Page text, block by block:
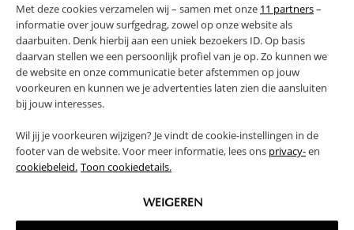
Met deze cookies verzamelen wij – samen met onze 11 partners–
informatie over jouw surfgedrag, zowel op onze website als
daarbuiten. Denk hierbij aan een uniek bezoekers ID. Op basis
daarvan stellen we een persoonlijk profiel van je op. Zo kunnen we
de website en onze communicatie beter afstemmen op jouw
voorkeuren en kunnen we je advertenties laten zien die aansluiten
bij jouw interesses.
Wil jij je voorkeuren wijzigen? Je vindt de cookie-instellingen in de
footer van de website. Voor meer informatie, lees ons privacy-en
cookiebeleid. Toon cookiedetails.
WEIGEREN
RETOURS
High-contrast mode